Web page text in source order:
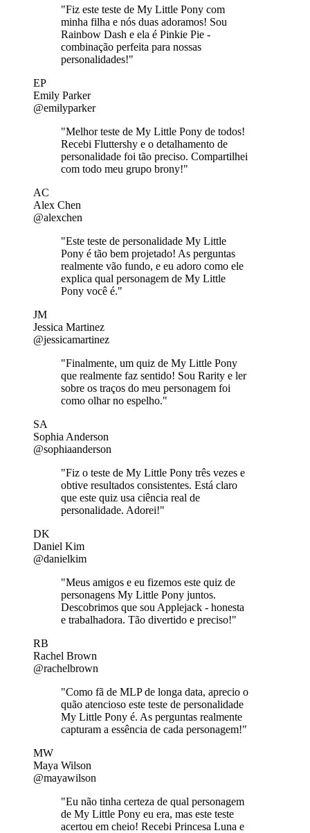
"Fiz este teste de My Little Pony com
minha filha e nós duas adoramos! Sou
Rainbow Dash e ela é Pinkie Pie -
combinação perfeita para nossas
personalidades!"
EP
Emily Parker
@emilyparker
"Melhor teste de My Little Pony de todos!
Recebi Fluttershy e o detalhamento de
personalidade foi tão preciso. Compartilhei
com todo meu grupo brony!"
AC
Alex Chen
@alexchen
"Este teste de personalidade My Little
Pony é tão bem projetado! As perguntas
realmente vão fundo, e eu adoro como ele
explica qual personagem de My Little
Pony você é."
JM
Jessica Martinez
@jessicamartinez
"Finalmente, um quiz de My Little Pony
que realmente faz sentido! Sou Rarity e ler
sobre os traços do meu personagem foi
como olhar no espelho."
SA
Sophia Anderson
@sophiaanderson
"Fiz o teste de My Little Pony três vezes e
obtive resultados consistentes. Está claro
que este quiz usa ciência real de
personalidade. Adorei!"
DK
Daniel Kim
@danielkim
"Meus amigos e eu fizemos este quiz de
personagens My Little Pony juntos.
Descobrimos que sou Applejack - honesta
e trabalhadora. Tão divertido e preciso!"
RB
Rachel Brown
@rachelbrown
"Como fã de MLP de longa data, aprecio o
quão atencioso este teste de personalidade
My Little Pony é. As perguntas realmente
capturam a essência de cada personagem!"
MW
Maya Wilson
@mayawilson
"Eu não tinha certeza de qual personagem
de My Little Pony eu era, mas este teste
acertou em cheio! Recebi Princesa Luna e